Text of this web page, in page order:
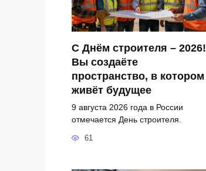
С Днём строителя – 2026!
Вы создаёте
пространство, в котором
живёт будущее
9 августа 2026 года в России
отмечается День строителя.
61